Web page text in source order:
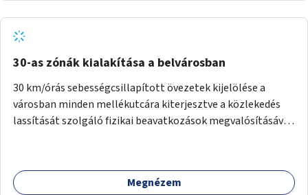
30-as zónák kialakítása a belvárosban
30 km/órás sebességcsillapított övezetek kijelölése a
városban minden mellékutcára kiterjesztve a közlekedés
lassítását szolgáló fizikai beavatkozások megvalósításával,
közlekedésnek. Elsőként az Alkotás utca - Villányi út -
Karolina út - Hamzsabégi út - Szerémi út - Könyves K. krt. -
Megnézem